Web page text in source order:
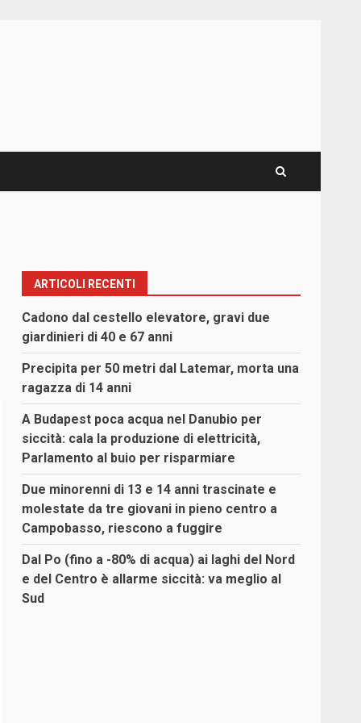
ARTICOLI RECENTI
Cadono dal cestello elevatore, gravi due
giardinieri di 40 e 67 anni
Precipita per 50 metri dal Latemar, morta una
ragazza di 14 anni
A Budapest poca acqua nel Danubio per
siccità: cala la produzione di elettricità,
Parlamento al buio per risparmiare
Due minorenni di 13 e 14 anni trascinate e
molestate da tre giovani in pieno centro a
Campobasso, riescono a fuggire
Dal Po (fino a -80% di acqua) ai laghi del Nord
e del Centro è allarme siccità: va meglio al
Sud